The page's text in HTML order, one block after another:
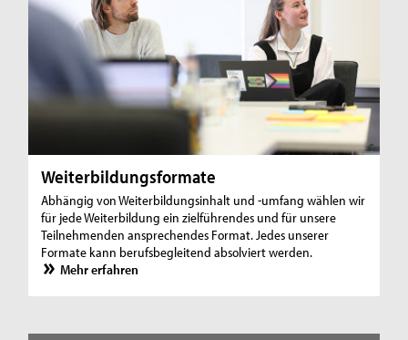
Weiterbildungsformate
Abhängig von Weiterbildungsinhalt und -umfang wählen wir
für jede Weiterbildung ein zielführendes und für unsere
Teilnehmenden ansprechendes Format. Jedes unserer
Formate kann berufsbegleitend absolviert werden.
Mehr erfahren